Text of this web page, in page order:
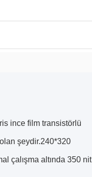
ince film transistörlü
şeydir.240*320
çalışma altında 350 nit